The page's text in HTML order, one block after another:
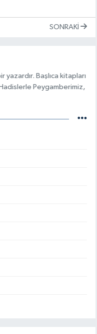
SONRAKI
Başlıca kitapları
Peygamberimiz,